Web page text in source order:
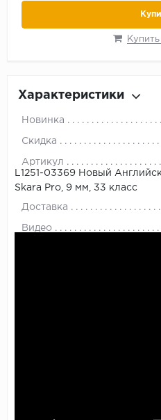
Купить
Характеристики
Новинка
Скидка
Артикул
L1251-03369 Новый
Skara Pro, 9 мм, 33 класс
Доставка
Видео